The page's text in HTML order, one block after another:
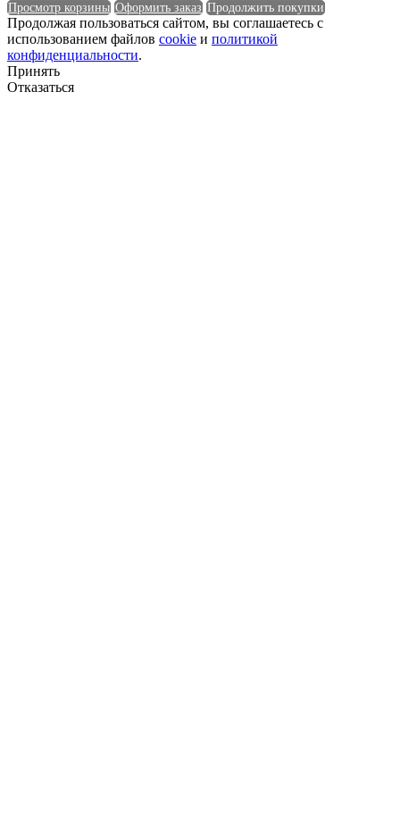
Класс эмиссии
Количество в 1 м³
Просмотр корзины Оформить заказ Продолжить покупки
Продолжая пользоваться сайтом, вы соглашаетесь с
использованием файлов cookie и политикой
конфиденциальности.
Принять
Отказаться